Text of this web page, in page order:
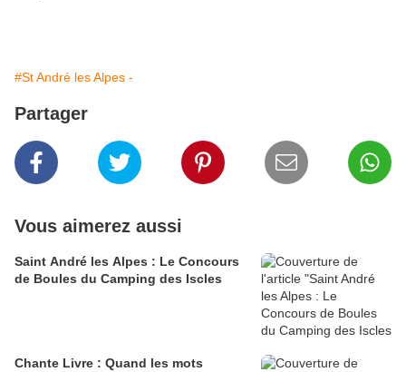
#St André les Alpes -
Partager
Vous aimerez aussi
Saint André les Alpes : Le Concours
de Boules du Camping des Iscles
Chante Livre : Quand les mots